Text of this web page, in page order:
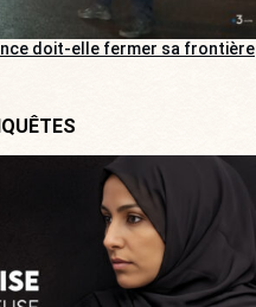
doit-elle fermer sa frontière